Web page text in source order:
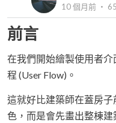
10 個月前 ‧
前言
在我們開始繪製使用者
程 (User Flow)。
這就好比建築師在蓋房
色，而是會先畫出整棟